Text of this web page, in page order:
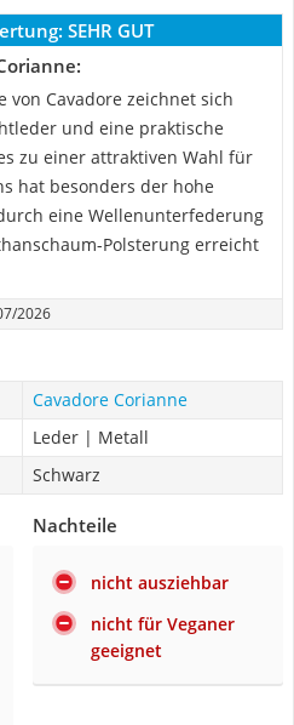
SEHR GUT
von Cavadore zeichnet sich
und eine praktische
zu einer attraktiven Wahl für
hat besonders der hohe
eine Wellenunterfederung
Polsterung erreicht
2026
Cavadore Corianne
Leder | Metall
Schwarz
Nachteile
nicht ausziehbar
nicht für Veganer
geeignet